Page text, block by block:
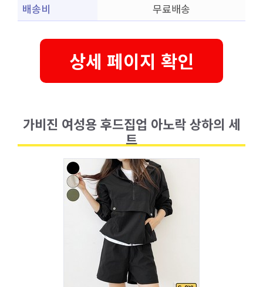
배송비
무료배송
상세 페이지 확인
가비진 여성용 후드집업 아노락 상하의 세
트